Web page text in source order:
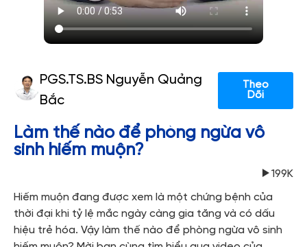
PGS.TS.BS Nguyễn Quảng
Bắc
Theo
Dõi
Làm thế nào để phòng ngừa vô
sinh hiếm muộn?
199K
Hiếm muộn đang được xem là một chứng bệnh của
thời đại khi tỷ lệ mắc ngày càng gia tăng và có dấu
hiệu trẻ hóa. Vậy làm thế nào để phòng ngừa vô sinh